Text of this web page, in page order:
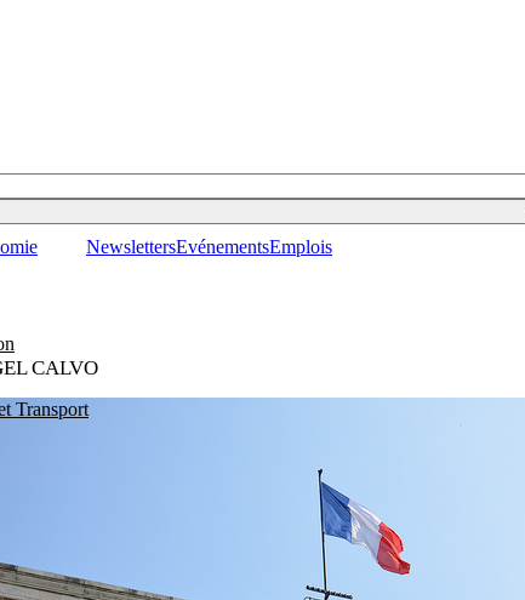
Transport
NewslettersEvénementsEmplois
CALVO